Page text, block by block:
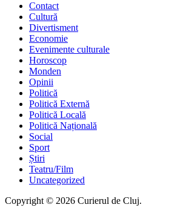
Contact
Cultură
Divertisment
Economie
Evenimente culturale
Horoscop
Monden
Opinii
Politică
Politică Externă
Politică Locală
Politică Națională
Social
Sport
Știri
Teatru/Film
Uncategorized
Copyright © 2026 Curierul de Cluj.